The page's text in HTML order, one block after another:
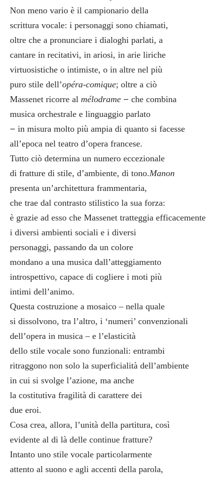
Non meno vario è il campionario della
scrittura vocale: i personaggi sono chiamati,
oltre che a pronunciare i dialoghi parlati, a
cantare in recitativi, in ariosi, in arie liriche
virtuosistiche o intimiste, o in altre nel più
puro stile dell’opéra-comique; oltre a ciò
Massenet ricorre al mélodrame – che combina
musica orchestrale e linguaggio parlato
– in misura molto più ampia di quanto si facesse
all’epoca nel teatro d’opera francese.
Tutto ciò determina un numero eccezionale
di fratture di stile, d’ambiente, di tono.Manon
presenta un’architettura frammentaria,
che trae dal contrasto stilistico la sua forza:
è grazie ad esso che Massenet tratteggia efficacemente
i diversi ambienti sociali e i diversi
personaggi, passando da un colore
mondano a una musica dall’atteggiamento
introspettivo, capace di cogliere i moti più
intimi dell’animo.
Questa costruzione a mosaico – nella quale
si dissolvono, tra l’altro, i ‘numeri’ convenzionali
dell’opera in musica – e l’elasticità
dello stile vocale sono funzionali: entrambi
ritraggono non solo la superficialità dell’ambiente
in cui si svolge l’azione, ma anche
la costitutiva fragilità di carattere dei
due eroi.
Cosa crea, allora, l’unità della partitura, così
evidente al di là delle continue fratture?
Intanto uno stile vocale particolarmente
attento al suono e agli accenti della parola,